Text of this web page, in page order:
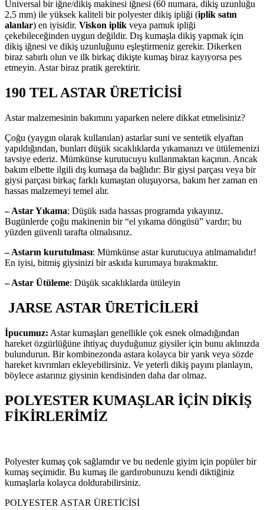
Üniversal bir iğne/dikiş makinesi iğnesi (60 numara, dikiş uzunluğu
2,5 mm) ile yüksek kaliteli bir polyester dikiş ipliği (iplik satın
alanlar) en iyisidir. Viskon iplik veya pamuk ipliği
çekebileceğinden uygun değildir. Dış kumaşla dikiş yapmak için
dikiş iğnesi ve dikiş uzunluğunu eşleştirmeniz gerekir. Dikerken
biraz sabırlı olun ve ilk birkaç dikişte kumaş biraz kayıyorsa pes
etmeyin. Astar biraz pratik gerektirir.
190 TEL ASTAR ÜRETİCİSİ
Astar malzemesinin bakımını yaparken nelere dikkat etmelisiniz?
Çoğu (yaygın olarak kullanılan) astarlar suni ve sentetik elyaftan
yapıldığından, bunları düşük sıcaklıklarda yıkamanızı ve ütülemenizi
tavsiye ederiz. Mümkünse kurutucuyu kullanmaktan kaçının. Ancak
bakım elbette ilgili dış kumaşa da bağlıdır: Bir giysi parçası veya bir
giysi parçası birkaç farklı kumaştan oluşuyorsa, bakım her zaman en
hassas malzemeyi temel alır.
– Astar Yıkama: Düşük ısıda hassas programda yıkayınız.
Bugünlerde çoğu makinenin bir “el yıkama döngüsü” vardır; bu
yüzden güvenli tarafta olmalısınız.
– Astarın kurutulması: Mümkünse astar kurutucuya atılmamalıdır!
En iyisi, bitmiş giysinizi bir askıda kurumaya bırakmaktır.
– Astar Ütüleme: Düşük sıcaklıklarda ütüleyin
JARSE ASTAR ÜRETİCİLERİ
İpucumuz: Astar kumaşları genellikle çok esnek olmadığından
hareket özgürlüğüne ihtiyaç duyduğunuz giysiler için bunu aklınızda
bulundurun. Bir kombinezonda astara kolayca bir yarık veya sözde
hareket kıvrımları ekleyebilirsiniz. Ve yeterli dikiş payını planlayın,
böylece astarınız giysinin kendisinden daha dar olmaz.
POLYESTER KUMAŞLAR İÇİN DİKİŞ
FİKİRLERİMİZ
Polyester kumaş çok sağlamdır ve bu nedenle giyim için popüler bir
kumaş seçimidir. Bu kumaş ile gardırobunuzu kendi diktiğiniz
kumaşlarla kolayca doldurabilirsiniz.
POLYESTER ASTAR ÜRETİCİSİ